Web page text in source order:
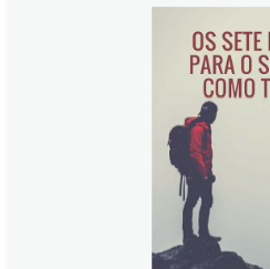
Dólar: Riscos de
desalinhamento
do Norte – BNY
Geoff Yu, da BNY, alerta que
mais contra uma cesta de
Norte do que contra moedas
impactar a inflação dos EUA.